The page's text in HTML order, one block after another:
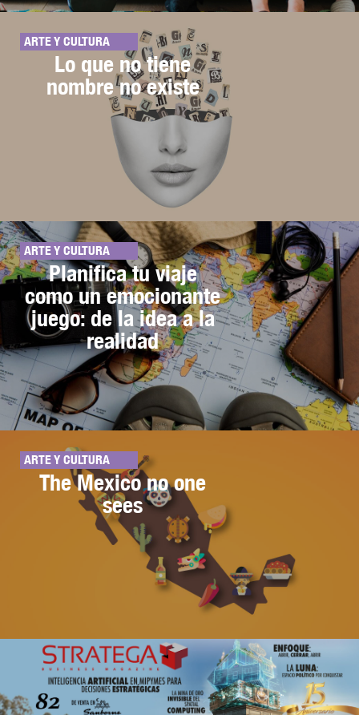
ARTE Y CULTURA
Lo que no tiene
nombre no existe
ARTE Y CULTURA
Planifica tu viaje
como un emocionante
juego: de la idea a la
realidad
ARTE Y CULTURA
The Mexico no one
sees